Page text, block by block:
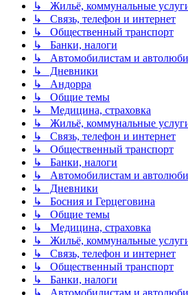
↳ Жильё, коммунальные
↳ Связь, телефон и интернет
↳ Общественный транспорт
↳ Банки, налоги
↳ Автомобилистам и
↳ Дневники
↳ Андорра
↳ Общие темы
↳ Медицина, страховка
↳ Жильё, коммунальные
↳ Связь, телефон и интернет
↳ Общественный транспорт
↳ Банки, налоги
↳ Автомобилистам и
↳ Дневники
↳ Босния и Герцеговина
↳ Общие темы
↳ Медицина, страховка
↳ Жильё, коммунальные
↳ Связь, телефон и интернет
↳ Общественный транспорт
↳ Банки, налоги
↳ Автомобилистам и